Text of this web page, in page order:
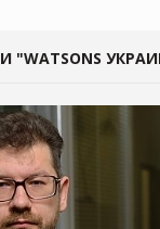
"WATSONS